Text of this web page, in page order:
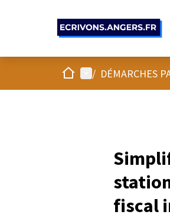
AccueilMenu principal
/ DÉMARCHES
fiscal